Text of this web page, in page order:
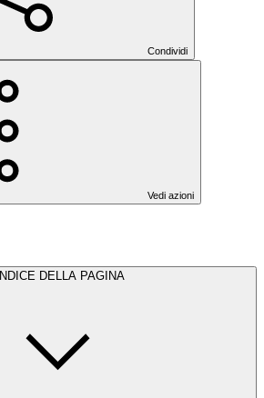
Condividi
Vedi azioni
INDICE DELLA PAGINA